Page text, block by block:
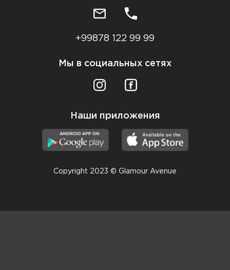
+99878 122 99 99
Мы в социальных сетях
Наши приложения
Copyright 2023 © Glamour Avenue